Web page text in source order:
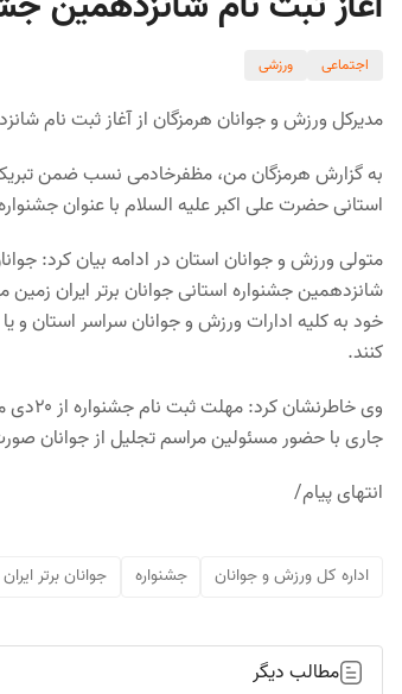
اجتماعی ورزشی
مدیرکل ورزش و جوانان هرمزگان از آغاز ثبت نام
به گزارش هرمزگان من، مظفرخادمی نسب ضمن
استانی حضرت علی اکبر علیه السلام با عنوان جشنواره جوانان برتر
شانزدهمین جشنواره استانی جوانان برتر ایران
کنند.
جاری با حضور مسئولین مراسم تجلیل از جوانان
انتهای پیام/
اداره کل ورزش و جوانان جشنواره جوانان برتر
مطالب دیگر